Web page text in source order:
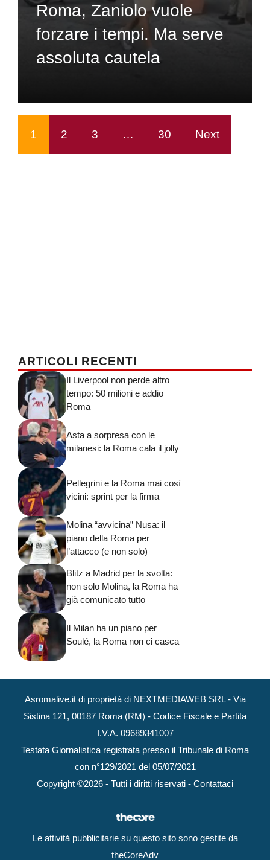
Roma, Zaniolo vuole
forzare i tempi. Ma serve
assoluta cautela
1 2 3 … 30 Next
ARTICOLI RECENTI
Il Liverpool non perde altro
tempo: 50 milioni e addio
Roma
Asta a sorpresa con le
milanesi: la Roma cala il jolly
Pellegrini e la Roma mai così
vicini: sprint per la firma
Molina “avvicina” Nusa: il
piano della Roma per
l’attacco (e non solo)
Blitz a Madrid per la svolta:
non solo Molina, la Roma ha
già comunicato tutto
Il Milan ha un piano per
Soulé, la Roma non ci casca
Asromalive.it di proprietà di NEXTMEDIAWEB SRL - Via
Sistina 121, 00187 Roma (RM) - Codice Fiscale e Partita
I.V.A. 09689341007
Testata Giornalistica registrata presso il Tribunale di Roma
con n°129/2021 del 05/07/2021
Copyright ©2026 - Tutti i diritti riservati - Contattaci
Le attività pubblicitarie su questo sito sono gestite da
theCoreAdv